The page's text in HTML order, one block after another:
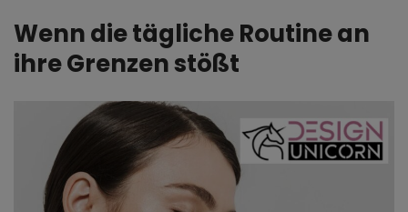
Wenn die tägliche Routine an
ihre Grenzen stößt